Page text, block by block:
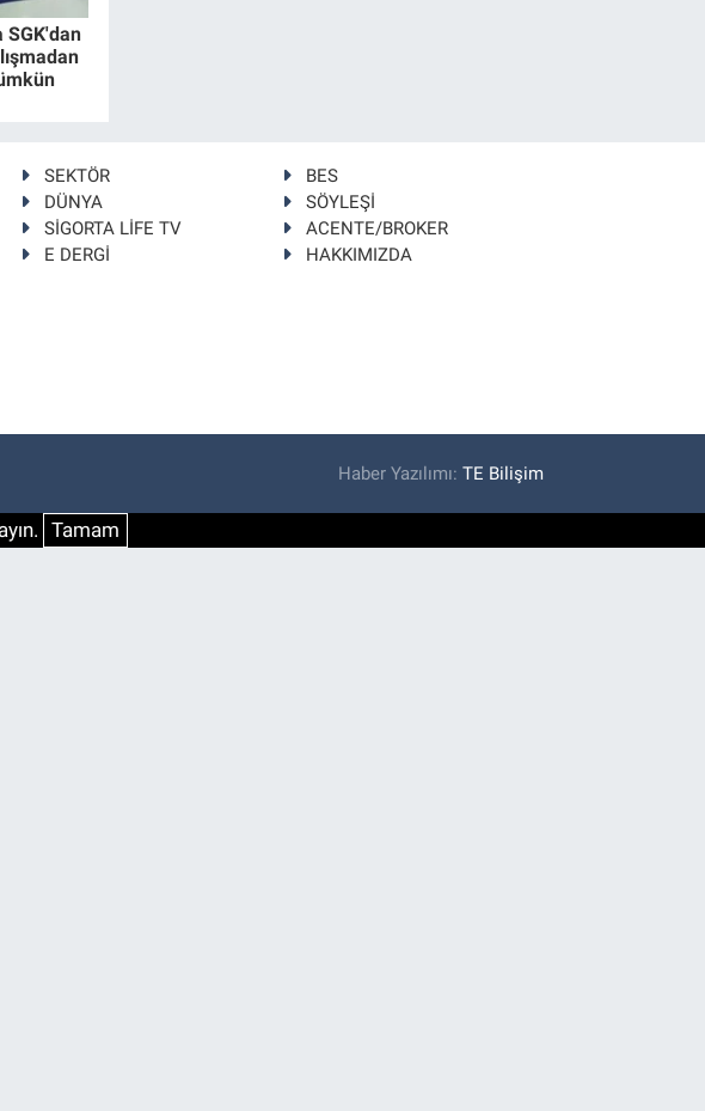
SEKTÖR
BES
DÜNYA
SÖYLEŞİ
SİGORTA LİFE TV
ACENTE/BROKER
E DERGİ
HAKKIMIZDA
Haber Yazılımı:TE Bilişim
Tamam